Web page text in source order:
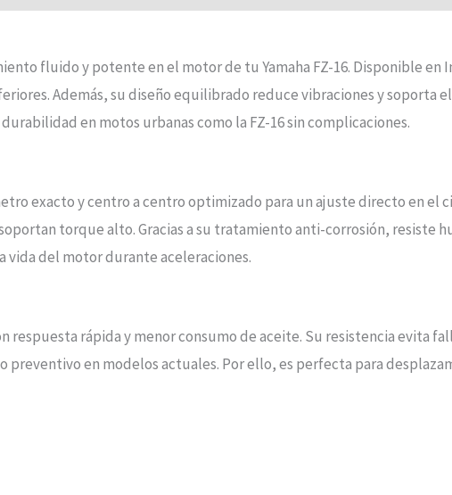
fluido y potente en el motor de tu Yamaha FZ-16. Disponible en
Además, su diseño equilibrado reduce vibraciones y soporta
en motos urbanas como la FZ-16 sin complicaciones.
exacto y centro a centro optimizado para un ajuste directo en el
torque alto. Gracias a su tratamiento anti-corrosión, resiste
vida del motor durante aceleraciones.
respuesta rápida y menor consumo de aceite. Su resistencia evita
en modelos actuales. Por ello, es perfecta para